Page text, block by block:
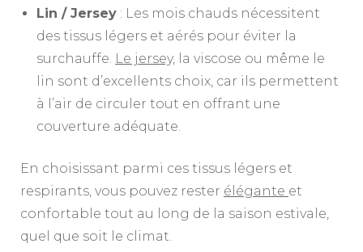
Lin / Jersey : Les mois chauds nécessitent
des tissus légers et aérés pour éviter la
surchauffe. Le jersey, la viscose ou même le
lin sont d’excellents choix, car ils permettent
à l’air de circuler tout en offrant une
couverture adéquate.
En choisissant parmi ces tissus légers et
respirants, vous pouvez rester élégante et
confortable tout au long de la saison estivale,
quel que soit le climat.